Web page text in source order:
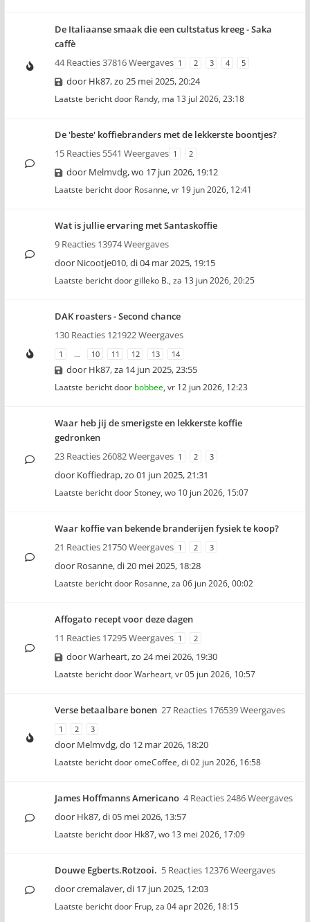
De Italiaanse smaak die een cultstatus kreeg - Saka
caffè
44 Reacties 37816 Weergaves 1 2 3 4 5
door Hk87,zo 25 mei 2025, 20:24
Laatste bericht door Randy, ma 13 jul 2026, 23:18
De 'beste' koffiebranders met de lekkerste boontjes?
15 Reacties 5541 Weergaves 1 2
door Melmvdg,wo 17 jun 2026, 19:12
Laatste bericht door Rosanne, vr 19 jun 2026, 12:41
Wat is jullie ervaring met Santaskoffie
9 Reacties 13974 Weergaves
door Nicootje010,di 04 mar 2025, 19:15
Laatste bericht doorgilleko B., za 13 jun 2026, 20:25
DAK roasters - Second chance
130 Reacties 121922 Weergaves
1 … 10 11 12 13 14
door Hk87,za 14 jun 2025, 23:55
Laatste bericht door bobbee, vr 12 jun 2026, 12:23
Waar heb jij de smerigste en lekkerste koffie
gedronken
23 Reacties 26082 Weergaves 1 2 3
door Koffiedrap,zo 01 jun 2025, 21:31
Laatste bericht doorStoney, wo 10 jun 2026, 15:07
Waar koffie van bekende branderijen fysiek te koop?
21 Reacties 21750 Weergaves 1 2 3
door Rosanne,di 20 mei 2025, 18:28
Laatste bericht door Rosanne, za 06 jun 2026, 00:02
Affogato recept voor deze dagen
11 Reacties 17295 Weergaves 1 2
doorWarheart,zo 24 mei 2026, 19:30
Laatste bericht doorWarheart, vr 05 jun 2026, 10:57
Verse betaalbare bonen 27 Reacties 176539 Weergaves
1 2 3
door Melmvdg,do 12 mar 2026, 18:20
Laatste bericht dooromeCoffee, di 02 jun 2026, 16:58
James Hoffmanns Americano 4 Reacties 2486 Weergaves
door Hk87,di 05 mei 2026, 13:57
Laatste bericht door Hk87, wo 13 mei 2026, 17:09
Douwe Egberts.Rotzooi. 5 Reacties 12376 Weergaves
doorcremalaver,di 17 jun 2025, 12:03
Laatste bericht door Frup, za 04 apr 2026, 18:15